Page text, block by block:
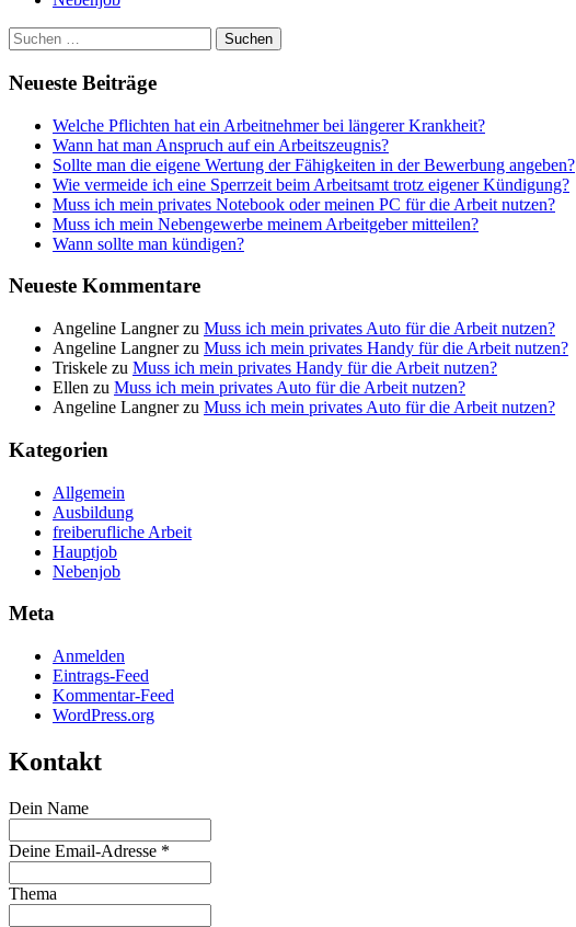
Suchen
nach:
Neueste Beiträge
Welche Pflichten hat ein Arbeitnehmer bei längerer Krankheit?
Wann hat man Anspruch auf ein Arbeitszeugnis?
Sollte man die eigene Wertung der Fähigkeiten in der Bewerbung angeben?
Wie vermeide ich eine Sperrzeit beim Arbeitsamt trotz eigener Kündigung?
Muss ich mein privates Notebook oder meinen PC für die Arbeit nutzen?
Muss ich mein Nebengewerbe meinem Arbeitgeber mitteilen?
Wann sollte man kündigen?
Neueste Kommentare
Angeline Langnerzu Muss ich mein privates Auto für die Arbeit nutzen?
Angeline Langnerzu Muss ich mein privates Handy für die Arbeit nutzen?
Triskele zu Muss ich mein privates Handy für die Arbeit nutzen?
Ellen zu Muss ich mein privates Auto für die Arbeit nutzen?
Angeline Langnerzu Muss ich mein privates Auto für die Arbeit nutzen?
Kategorien
Allgemein
Ausbildung
freiberufliche Arbeit
Hauptjob
Nebenjob
Meta
Anmelden
Eintrags-Feed
Kommentar-Feed
WordPress.org
Kontakt
Dein Name
Deine Email-Adresse *
Thema